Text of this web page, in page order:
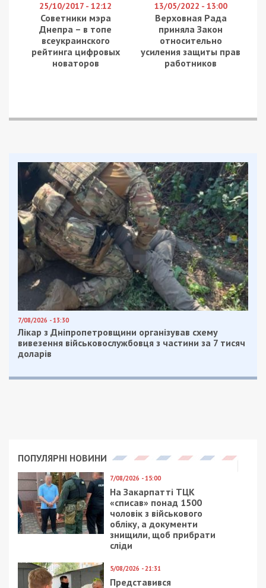
25/10/2017 - 12:12
Советники мэра
Днепра – в топе
всеукраинского
рейтинга цифровых
новаторов
13/05/2022 - 13:00
Верховная Рада
приняла Закон
относительно
усиления защиты прав
работников
7/08/2026 - 13:30
Лікар з Дніпропетровщини організував схему
вивезення військовослужбовця з частини за 7 тисяч
доларів
ПОПУЛЯРНІ НОВИНИ
7/08/2026 - 15:00
На Закарпатті ТЦК
«списав» понад 1500
чоловік з військового
обліку, а документи
знищили, щоб прибрати
сліди
5/08/2026 - 21:31
Представився